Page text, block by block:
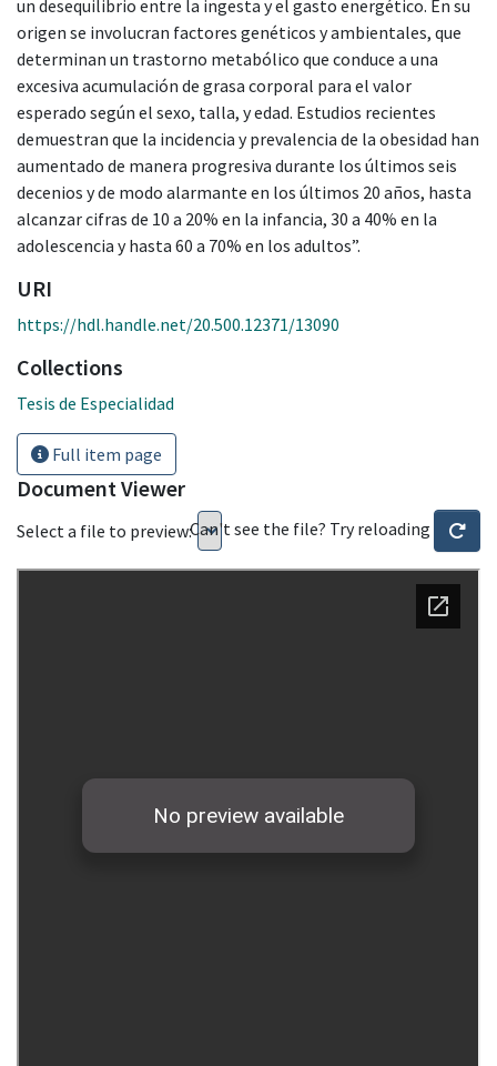
un desequilibrio entre la ingesta y el gasto energético. En su
origen se involucran factores genéticos y ambientales, que
determinan un trastorno metabólico que conduce a una
excesiva acumulación de grasa corporal para el valor
esperado según el sexo, talla, y edad. Estudios recientes
demuestran que la incidencia y prevalencia de la obesidad han
aumentado de manera progresiva durante los últimos seis
decenios y de modo alarmante en los últimos 20 años, hasta
alcanzar cifras de 10 a 20% en la infancia, 30 a 40% en la
adolescencia y hasta 60 a 70% en los adultos”.
URI
https://hdl.handle.net/20.500.12371/13090
Collections
Tesis de Especialidad
Full item page
Document Viewer
Select a file to preview:Can't see the file? Try reloading